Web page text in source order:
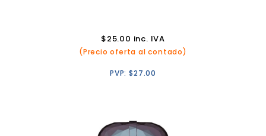
$25.00 inc. IVA
(Precio oferta al contado)
PVP:$27.00